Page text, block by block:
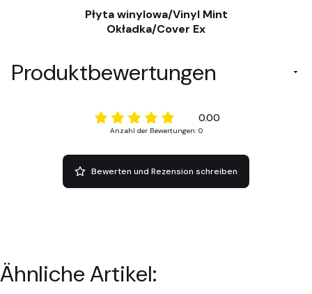
Płyta winylowa/Vinyl Mint
Okładka/Cover Ex
Produktbewertungen
0.00
Anzahl der Bewertungen: 0
Bewerten und Rezension schreiben
Ähnliche Artikel: